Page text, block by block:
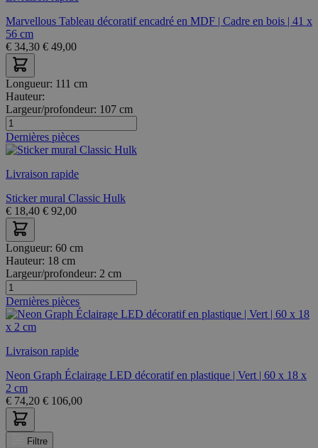
Marvellous Tableau décoratif encadré en MDF | Cadre en bois | 41 x
56 cm
€ 34,30 € 49,00
Longueur: 111 cm
Hauteur:
Largeur/profondeur: 107 cm
Dernières pièces
Livraison rapide
Sticker mural Classic Hulk
€ 18,40 € 92,00
Longueur: 60 cm
Hauteur: 18 cm
Largeur/profondeur: 2 cm
Dernières pièces
Livraison rapide
Neon Graph Éclairage LED décoratif en plastique | Vert | 60 x 18 x
2 cm
€ 74,20 € 106,00
Filtre